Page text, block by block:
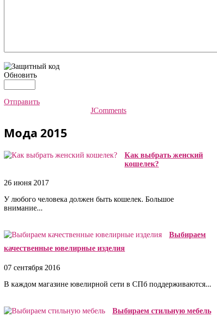
Обновить
Отправить
JComments
Мода 2015
Как выбрать женский
кошелек?
26 июня 2017
У любого человека должен быть кошелек. Большое
внимание...
Выбираем
качественные ювелирные изделия
07 сентября 2016
В каждом магазине ювелирной сети в СПб поддерживаются...
Выбираем стильную мебель